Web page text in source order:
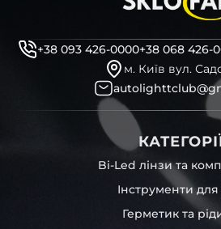
+38 093 426-0000+38 068 426-
м. Київ вул.
Bi-Led лінзи та
Інструменти
Герметик та